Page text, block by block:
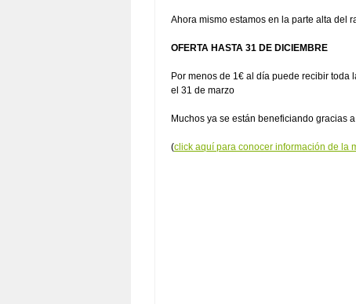
Ahora mismo estamos en la parte alta del
OFERTA HASTA 31 DE DICIEMBRE
Por menos de 1€ al día puede recibir toda
el 31 de marzo
Muchos ya se están beneficiando gracias
(click aquí para conocer información de la